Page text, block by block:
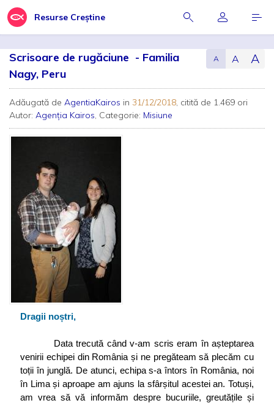
Resurse Creștine
Scrisoare de rugăciune - Familia
Nagy, Peru
A A A
Adăugată de AgentiaKairos in 31/12/2018, citită de 1.469 ori
Autor: Agenţia Kairos, Categorie: Misiune
Dragii noștri,
Data trecută când v-am scris eram în așteptarea
venirii echipei din România și ne pregăteam să plecăm cu
toții în junglă. De atunci, echipa s-a întors în România, noi
în Lima și aproape am ajuns la sfârșitul acestei an. Totuși,
am vrea să vă informăm despre bucuriile, greutățile și